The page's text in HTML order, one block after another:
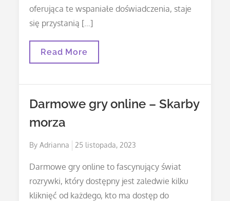
oferująca te wspaniałe doświadczenia, staje
się przystanią […]
Gry
Tejemnicze
Read More
Darmowe gry online – Skarby
morza
ByAdrianna
Posted
25 listopada, 2023
Darmowe gry online to fascynujący świat
rozrywki, który dostępny jest zaledwie kilku
kliknięć od każdego, kto ma dostęp do